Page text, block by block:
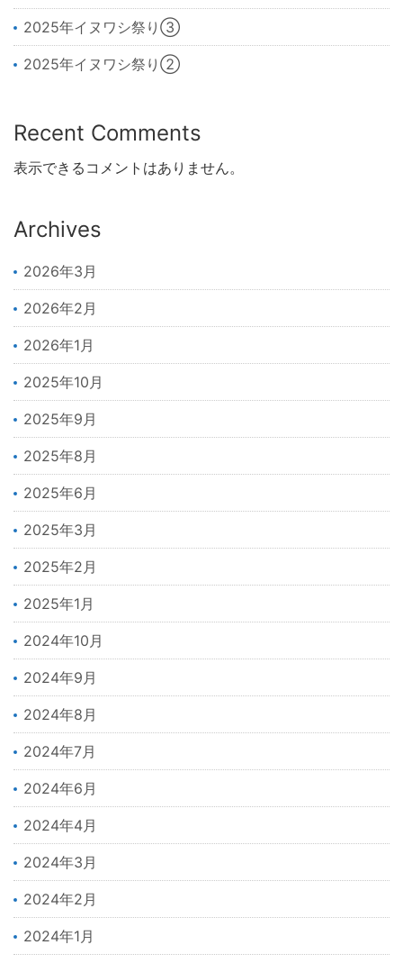
2025年イヌワシ祭り③
2025年イヌワシ祭り②
Recent Comments
表示できるコメントはありません。
Archives
2026年3月
2026年2月
2026年1月
2025年10月
2025年9月
2025年8月
2025年6月
2025年3月
2025年2月
2025年1月
2024年10月
2024年9月
2024年8月
2024年7月
2024年6月
2024年4月
2024年3月
2024年2月
2024年1月